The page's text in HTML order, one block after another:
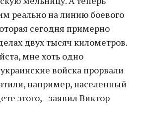
реально на линию боевого
сегодня примерно
двух тысяч километров.
мне хоть одно
войска прорвали
например, населенный
этого, - заявил Виктор